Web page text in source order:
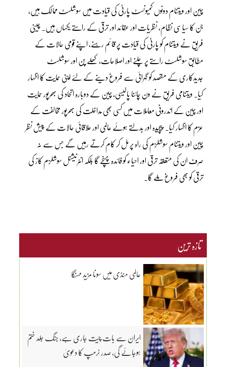
چین اور ویتنام دونوں کمیونسٹ پارٹی کی قیادت میں سوشلسٹ ممالک ہیں،
جن کا سیاسی نظام، نظریات اور عقائد اور ترقی کے راستے یکساں ہیں۔ چینی
فریق نے ویتنام کو پارٹی کی قیادت پر قائم رہنے، اپنے قومی حالات کے
مطابق سوشلسٹ راستے پر چلنے اور اصلاحات، کھلے پن اور سوشلسٹ
جدیدکاری کے مقصد کو گہرائی سے فروغ دینے کے لئے اپنی حمایت کا اظہار
کیا۔ ویتنامی فریق نے ون چائنا پالیسی، چین کے دوبارہ اتحاد کی بھرپور حمایت
اور چین کے اندرونی معاملات میں کسی بھی مداخلت کی بھرپور مخالفت کے
عزم کا اظہار کیا۔ پیچیدہ اور بدلتے ہوئے عالمی اور علاقائی حالات کے پیش نظر
چین اور ویتنام سوشلزم کی راہ پر مل کر کام کرتے رہیں گے جس سے نہ
صرف ان کی متعلقہ ترقی اور احیاء کو فائدہ پہنچے گا بلکہ انٹرنیشنل سوشلزم کاز کی
ترقی کو بھی فروغ ملے گا۔
تازہ ترین
عالمی منڈی میں سونا مزید مہنگا
ایران سے بات چیت جاری ہے، جنگ جلد ختم
ہوجائے گی، صدر ٹرمپ کا دعویٰ